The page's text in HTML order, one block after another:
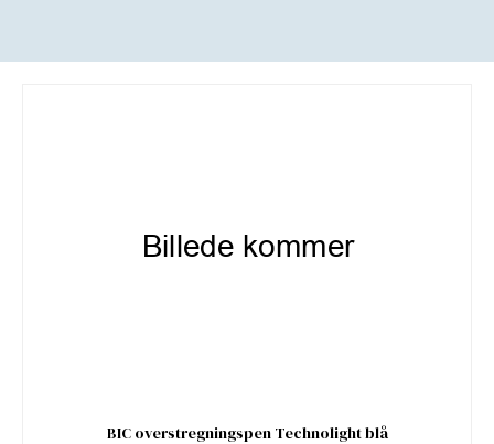
BIC overstregningspen Technolight blå